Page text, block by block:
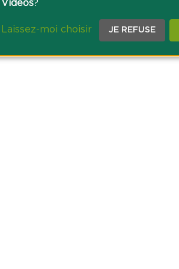
Vidéos?
Laissez-moi choisir JE REFUSE